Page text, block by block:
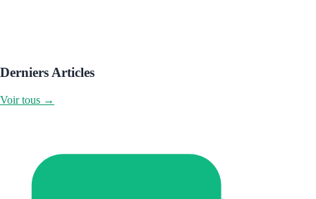
Derniers Articles
Voir tous →